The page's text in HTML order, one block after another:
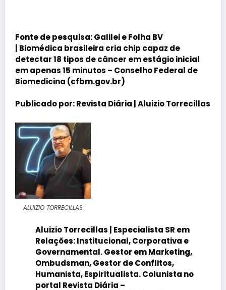
Fonte de pesquisa: Galilei e Folha BV
| Biomédica brasileira cria chip capaz de
detectar 18 tipos de câncer em estágio inicial
em apenas 15 minutos – Conselho Federal de
Biomedicina (cfbm.gov.br)
Publicado por:Revista Diária | Aluizio Torrecillas
ALUIZIO TORRECILLAS
Aluizio Torrecillas | Especialista SR em
Relações: Institucional, Corporativa e
Governamental. Gestor em Marketing,
Ombudsman, Gestor de Conflitos,
Humanista, Espiritualista. Colunista no
portal Revista Diária –